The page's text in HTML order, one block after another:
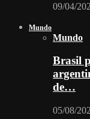
09/04/
Mundo
Mundo
Brasil
de…
05/08/